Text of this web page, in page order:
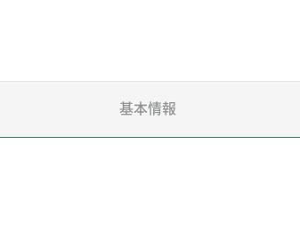
基本情報